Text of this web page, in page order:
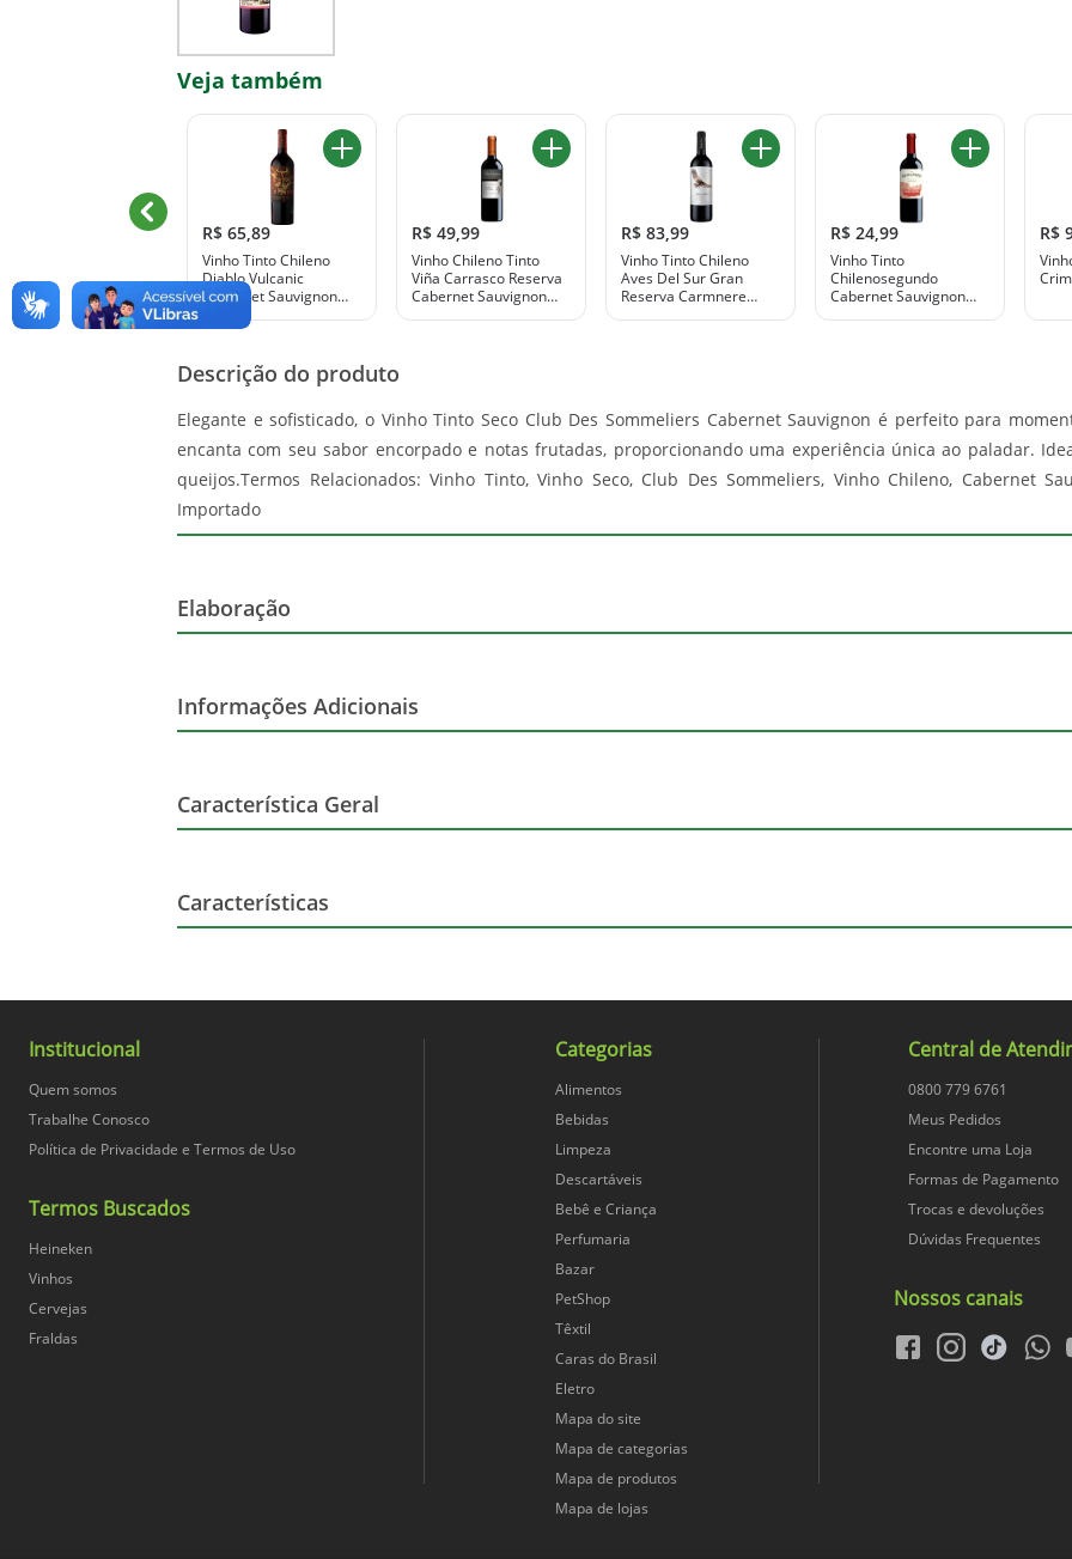
Veja também
Carmenere
R$ 65,89
Vinho Tinto Chileno
Diablo Vulcanic
Cabernet Sauvignon
R$ 49,99
Vinho Chileno Tinto
Viña Carrasco Reserva
Cabernet Sauvignon
R$ 83,99
Vinho Tinto Chileno
Aves Del Sur Gran
Reserva Carmnere
R$ 24,99
Vinho Tinto
Chilenosegundo
Cabernet Sauvignon
R$
Descrição do produto
Elegante e sofisticado, o Vinho Tinto Seco Club Des Sommeliers Cabernet Sauvignon é perfeito para
encanta com seu sabor encorpado e notas frutadas, proporcionando uma experiência única ao paladar.
queijos.Termos Relacionados: Vinho Tinto, Vinho Seco, Club Des Sommeliers, Vinho Chileno, Cabernet
Importado
Elaboração
Informações Adicionais
Característica Geral
Conversão Unidade
Características
frutos do mar grelhados,
Institucional
Quem somos
Trabalhe Conosco
Política de Privacidade e Termos de Uso
Termos Buscados
Heineken
Vinhos
Cervejas
Fraldas
Categorias
Alimentos
Bebidas
Limpeza
Descartáveis
Bebê e Criança
Perfumaria
Bazar
PetShop
Têxtil
Caras do Brasil
Eletro
Mapa do site
Mapa de categorias
Mapa de produtos
Mapa de lojas
Central de
0800 779 6761
Meus Pedidos
Encontre uma Loja
Formas de Pagamento
Trocas e devoluções
Dúvidas Frequentes
Nossos canais
facebookinstagram
tiktok